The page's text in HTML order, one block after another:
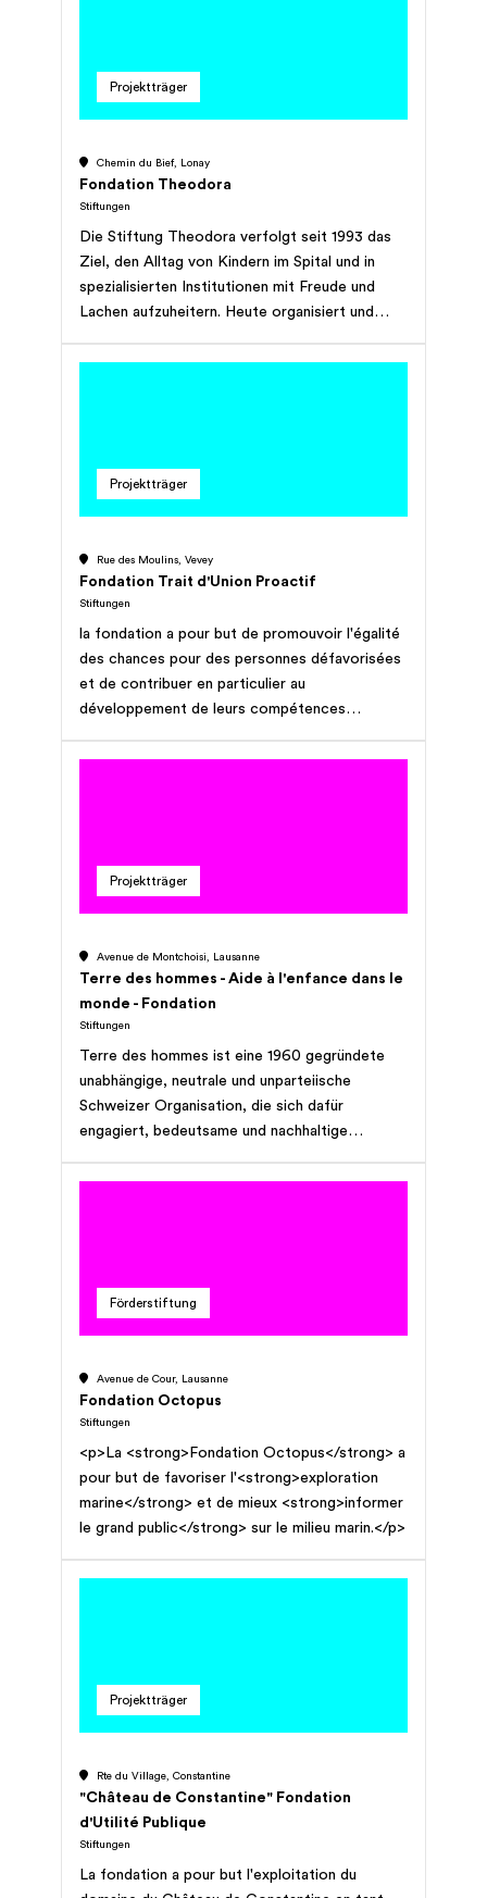
Projektträger
Chemin du Bief, Lonay
Fondation Theodora
Stiftungen
Die Stiftung Theodora verfolgt seit 1993 das
Ziel, den Alltag von Kindern im Spital und in
spezialisierten Institutionen mit Freude und
Lachen aufzuheitern. Heute organisiert und
Stiftung jede Woche den Besuch von 62 Profi-
Traumdoktor.
Projektträger
Rue des Moulins, Vevey
Fondation Trait d'Union Proactif
Stiftungen
la fondation a pour but de promouvoir l'égalité
des chances pour des personnes défavorisées
et de contribuer en particulier au
développement de leurs compétences
avec l'objectif de faciliter leur insertion dans le
Projektträger
Avenue de Montchoisi, Lausanne
Terre des hommes - Aide à l'enfance dans le
monde - Fondation
Stiftungen
Terre des hommes ist eine 1960 gegründete
unabhängige, neutrale und unparteiische
Schweizer Organisation, die sich dafür
engagiert, bedeutsame und nachhaltige
Jugendlichen zu bewirken, insbesondere der am
relevanten Menschenrechtsinstrumenten
Bereiche der Gesundheit von Mutter und Kind,
des Zugangs zur Justiz und der Migration von
Kindern und Jugendlichen. Wir fördern die
Partizipation von Kindern und Jugendlichen und
setzen uns für die Achtung der Kinderrechte
ein, indem wir ihnen helfen, ihre Bedürfnisse und
Interessen auszudrücken. Wir arbeiten in
fragilen Umgebungen und Konfliktgebieten,
aber auch in stabilen Umgebungen.
Förderstiftung
Avenue de Cour, Lausanne
Fondation Octopus
Stiftungen
<p>La <strong>Fondation Octopus</strong> a
pour but de favoriser l'<strong>exploration
marine</strong> et de mieux <strong>informer
le grand public</strong> sur le milieu marin.</p>
Projektträger
Rte du Village, Constantine
"Château de Constantine" Fondation
d'Utilité Publique
Stiftungen
La fondation a pour but l'exploitation du